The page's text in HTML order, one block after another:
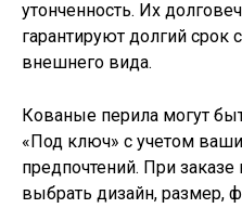
утонченность. Их
гарантируют долгий срок
внешнего вида.
Кованые перила могут
«Под ключ» с учетом
предпочтений. При
выбрать дизайн, размер,